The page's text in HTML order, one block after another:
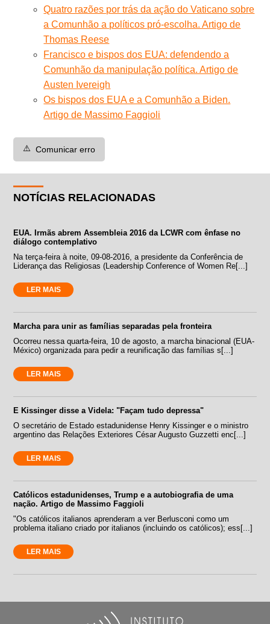
Quatro razões por trás da ação do Vaticano sobre
a Comunhão a políticos pró-escolha. Artigo de
Thomas Reese
Francisco e bispos dos EUA: defendendo a
Comunhão da manipulação política. Artigo de
Austen Ivereigh
Os bispos dos EUA e a Comunhão a Biden.
Artigo de Massimo Faggioli
⚠️ Comunicar erro
NOTÍCIAS RELACIONADAS
EUA. Irmãs abrem Assembleia 2016 da LCWR com ênfase no
diálogo contemplativo
Na terça-feira à noite, 09-08-2016, a presidente da Conferência de
Liderança das Religiosas (Leadership Conference of Women Re[...]
LER MAIS
Marcha para unir as famílias separadas pela fronteira
Ocorreu nessa quarta-feira, 10 de agosto, a marcha binacional (EUA-
México) organizada para pedir a reunificação das famílias s[...]
LER MAIS
E Kissinger disse a Videla: "Façam tudo depressa"
O secretário de Estado estadunidense Henry Kissinger e o ministro
argentino das Relações Exteriores César Augusto Guzzetti enc[...]
LER MAIS
Católicos estadunidenses, Trump e a autobiografia de uma
nação. Artigo de Massimo Faggioli
"Os católicos italianos aprenderam a ver Berlusconi como um
problema italiano criado por italianos (incluindo os católicos); ess[...]
LER MAIS